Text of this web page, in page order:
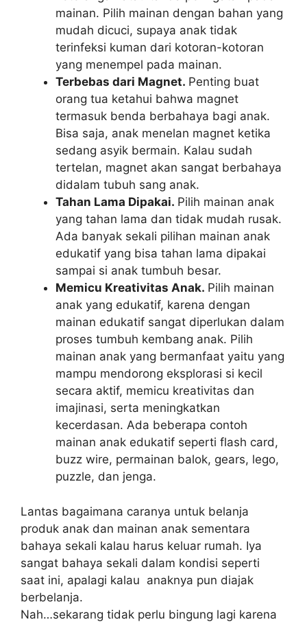
mainan. Pilih mainan dengan bahan yang
mudah dicuci, supaya anak tidak
terinfeksi kuman dari kotoran-kotoran
yang menempel pada mainan.
Terbebas dari Magnet. Penting buat
orang tua ketahui bahwa magnet
termasuk benda berbahaya bagi anak.
Bisa saja, anak menelan magnet ketika
sedang asyik bermain. Kalau sudah
tertelan, magnet akan sangat berbahaya
didalam tubuh sang anak.
Tahan Lama Dipakai. Pilih mainan anak
yang tahan lama dan tidak mudah rusak.
Ada banyak sekali pilihan mainan anak
edukatif yang bisa tahan lama dipakai
sampai si anak tumbuh besar.
Memicu Kreativitas Anak. Pilih mainan
anak yang edukatif, karena dengan
mainan edukatif sangat diperlukan dalam
proses tumbuh kembang anak. Pilih
mainan anak yang bermanfaat yaitu yang
mampu mendorong eksplorasi si kecil
secara aktif, memicu kreativitas dan
imajinasi, serta meningkatkan
kecerdasan. Ada beberapa contoh
mainan anak edukatif seperti flash card,
buzz wire, permainan balok, gears, lego,
puzzle, dan jenga.
Lantas bagaimana caranya untuk belanja
produk anak dan mainan anak sementara
bahaya sekali kalau harus keluar rumah. Iya
sangat bahaya sekali dalam kondisi seperti
saat ini, apalagi kalau anaknya pun diajak
berbelanja.
Nah…sekarang tidak perlu bingung lagi karena